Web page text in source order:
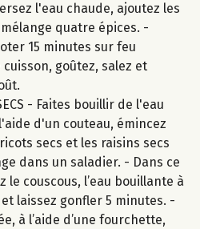
l'eau chaude, ajoutez les
quatre épices. -
15 minutes sur feu
goûtez, salez et
- Faites bouillir de l'eau
d'un couteau, émincez
secs et les raisins secs
dans un saladier. - Dans ce
le couscous, l’eau bouillante à
laissez gonfler 5 minutes. -
à l’aide d’une fourchette,